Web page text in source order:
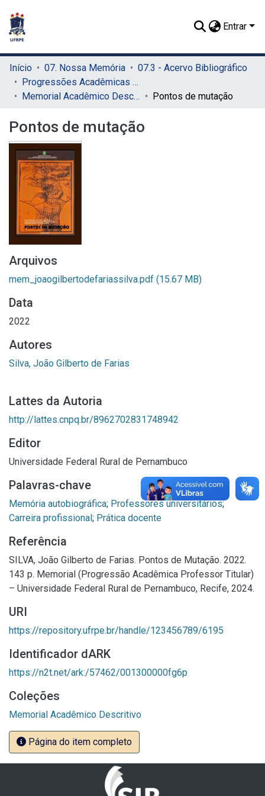
Entrar
Início 07. Nossa Memória
07.3 - Acervo Bibliográfico
Progressões Acadêmicas para Professor Titular
Memorial Acadêmico Descritivo
Pontos de mutação
Pontos de mutação
Arquivos
mem_joaogilbertodefariassilva.pdf (15.67 MB)
Data
2022
Autores
Silva, João Gilberto de Farias
Lattes da Autoria
http://lattes.cnpq.br/8962702831748942
Editor
Universidade Federal Rural de Pernambuco
Palavras-chave
Memória autobiográfica; Professores universitários;
Carreira profissional; Prática docente
Referência
SILVA, João Gilberto de Farias. Pontos de Mutação. 2022.
143 p. Memorial (Progressão Acadêmica Professor Titular)
– Universidade Federal Rural de Pernambuco, Recife, 2024.
URI
https://repository.ufrpe.br/handle/123456789/6195
Identificador dARK
https://n2t.net/ark:/57462/001300000fg6p
Coleções
Memorial Acadêmico Descritivo
Página do item completo